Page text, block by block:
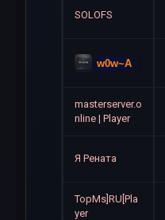
SOLOFS
w0w~A
masterserver.o
nline | Player
Я Рената
TopMs]RU[Pla
yer